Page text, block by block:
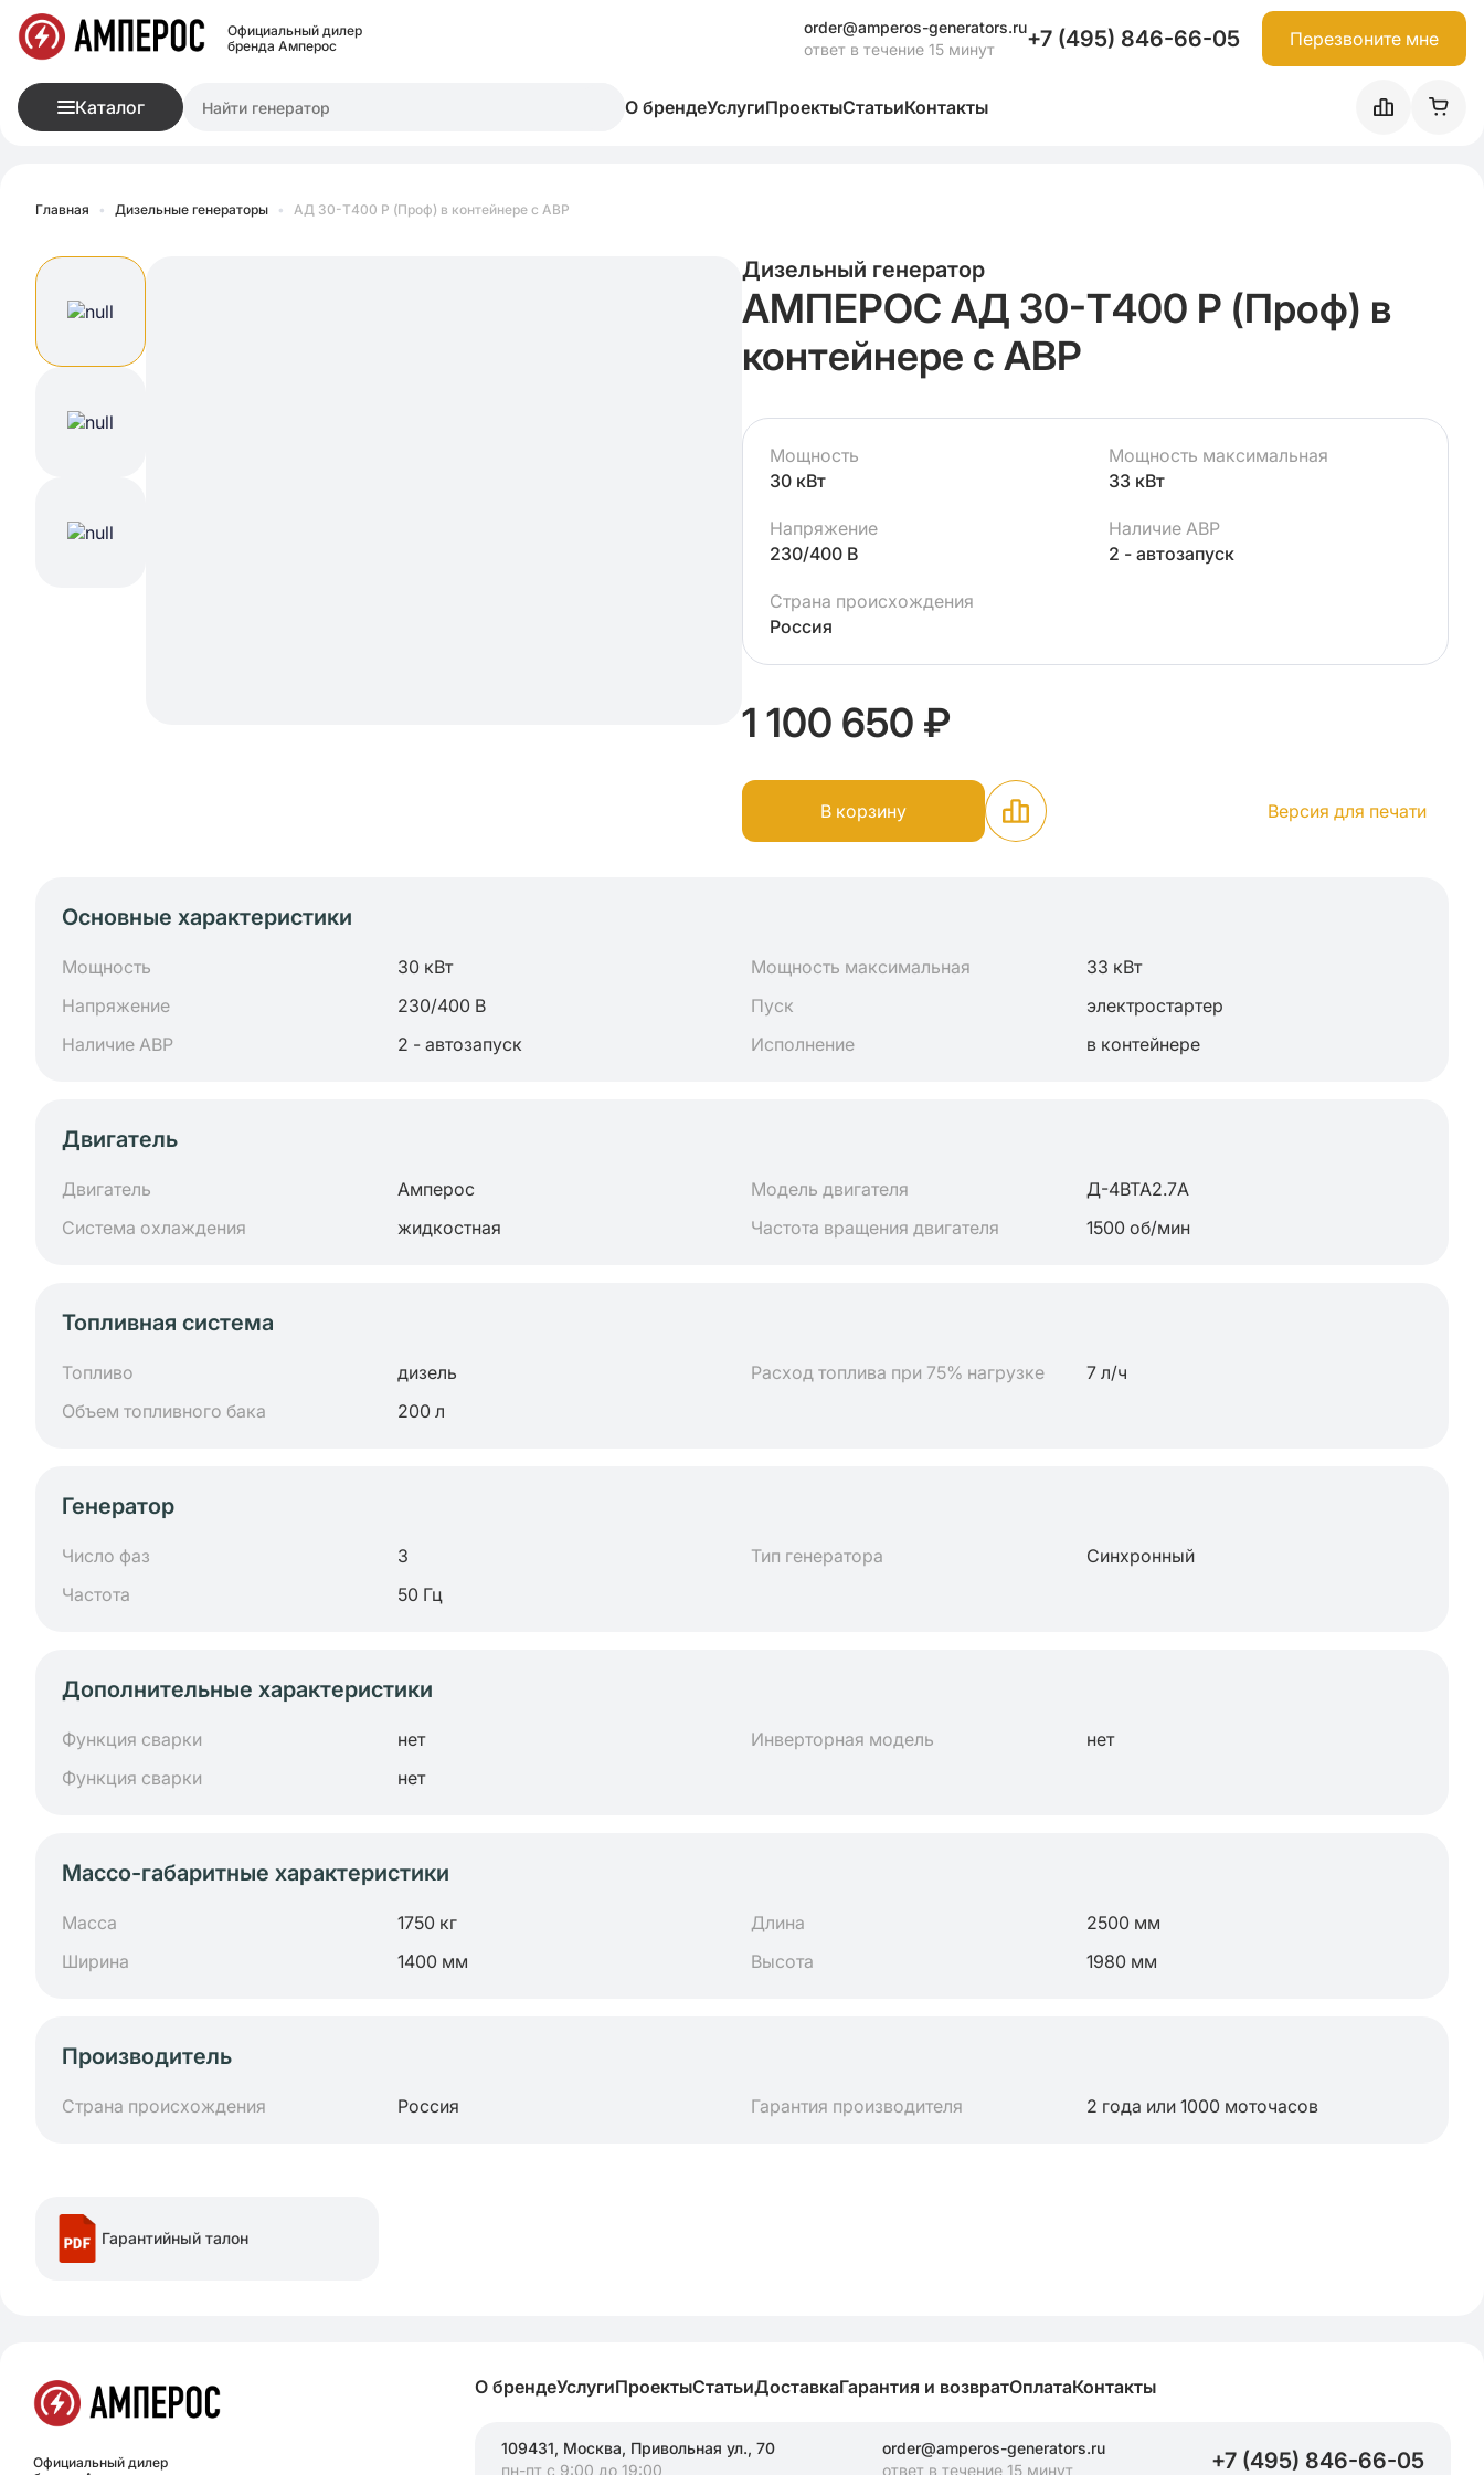
Официальный дилер
бренда Амперос
order@amperos-generators.ru
ответ в течение 15 минут
+7 (495) 846-66-05 Перезвоните мне
Каталог О брендеУслугиПроектыСтатьиКонтакты
Главная • Дизельные генераторы • АД 30-Т400 P (Проф) в контейнере с АВР
Дизельный генератор
АМПЕРОС АД 30-Т400 P (Проф) в
контейнере с АВР
Мощность
30 кВт
Мощность максимальная
33 кВт
Напряжение
230/400 В
Наличие АВР
2 - автозапуск
Страна происхождения
Россия
1 100 650 ₽
В корзину Версия для печати
Основные характеристики
Мощность 30 кВт Мощность максимальная
33 кВт
Напряжение
230/400 В Пуск
электростартер
Наличие АВР
2 - автозапуск Исполнение в контейнере
Двигатель
Двигатель Амперос Модель двигателя
Д-4ВТА2.7А
Система охлаждения
жидкостная Частота вращения двигателя 1500 об/мин
Топливная система
Топливо дизель Расход топлива при 75% нагрузке
7 л/ч
Объем топливного бака
200 л
Генератор
Число фаз 3 Тип генератора
Синхронный
Частота
50 Гц
Дополнительные характеристики
Функция сварки нет Инверторная модель
нет
Функция сварки
нет
Массо-габаритные характеристики
Масса 1750 кг Длина
2500 мм
Ширина
1400 мм Высота 1980 мм
Производитель
Страна происхождения Россия Гарантия производителя 2 года или 1000 моточасов
Гарантийный талон
Официальный дилер
О брендеУслугиПроектыСтатьиДоставкаГарантия и возвратОплатаКонтакты
109431, Москва, Привольная ул., 70
пн-пт с 9:00 до 19:00
order@amperos-generators.ru
ответ в течение 15 минут
+7 (495) 846-66-05